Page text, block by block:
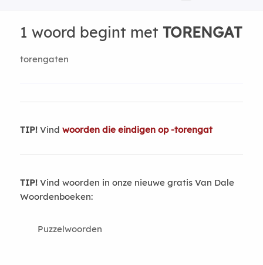
1 woord begint met TORENGAT
torengaten
TIP!Vind woorden die eindigen op -torengat
TIP!Vind woorden in onze nieuwe gratis Van Dale
Woordenboeken:
Puzzelwoorden